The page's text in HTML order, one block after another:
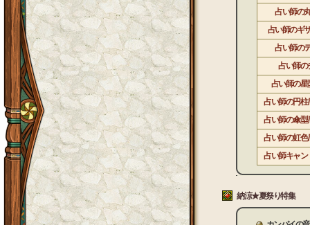
占い師の
占い師のギ
占い師の
占い師の
占い師の星
占い師の円柱
占い師の傘型
占い師の虹色
占い師キャン
納涼★夏祭り特集